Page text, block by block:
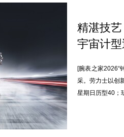
精湛技
宇宙计
[腕表之家2026“
采。劳力士以创
星期日历型40；